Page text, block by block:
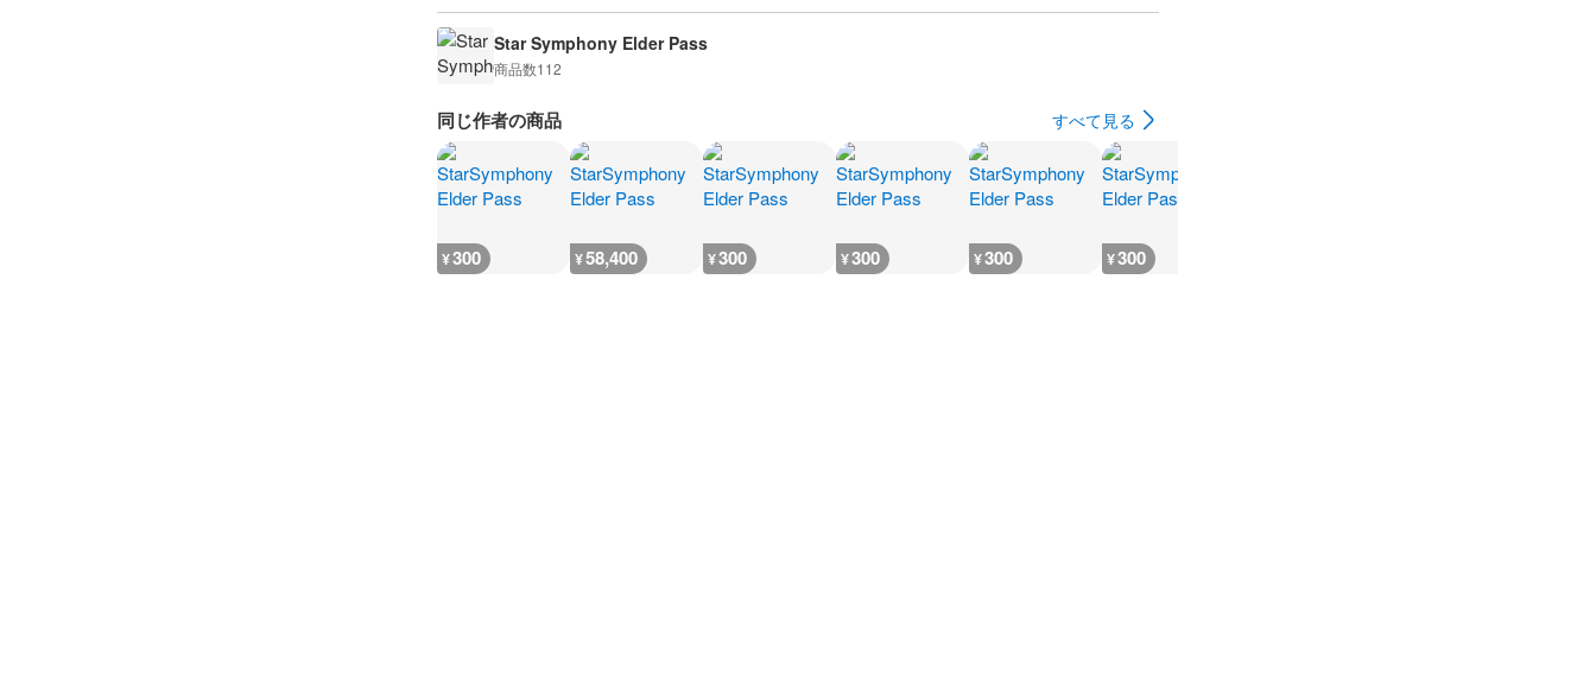
Star Symphony Elder Pass
商品数112
同じ作者の商品 すべて見る
¥300 ¥58,400 ¥300 ¥300 ¥300 ¥300